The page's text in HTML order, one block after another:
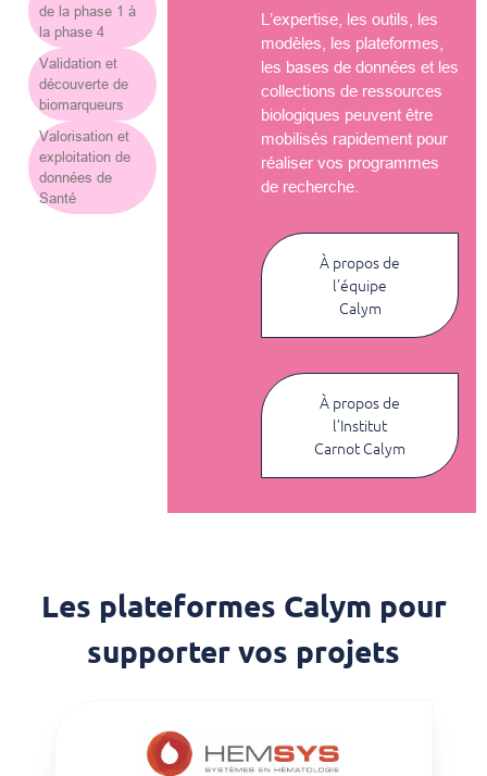
de la phase 1 à
la phase 4
Validation et
découverte de
biomarqueurs
Valorisation et
exploitation de
données de
Santé
L’expertise, les outils, les
modèles, les plateformes,
les bases de données et les
collections de ressources
biologiques peuvent être
mobilisés rapidement pour
réaliser vos programmes
de recherche.
À propos de
l’équipe
Calym
À propos de
l’Institut
Carnot Calym
Les plateformes Calym pour
supporter vos projets